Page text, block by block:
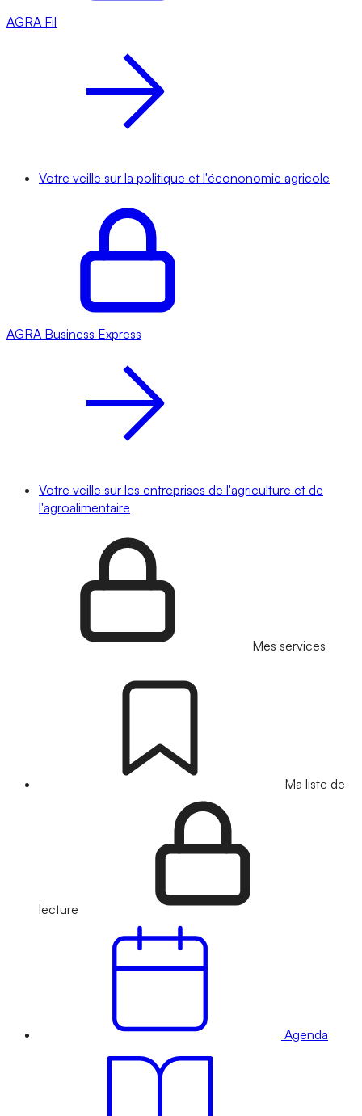
AGRA Fil
Votre veille sur la politique et l'écononomie agricole
AGRA Business Express
Votre veille sur les entreprises de l'agriculture et de
l'agroalimentaire
Mes services
Ma liste de
lecture
Agenda